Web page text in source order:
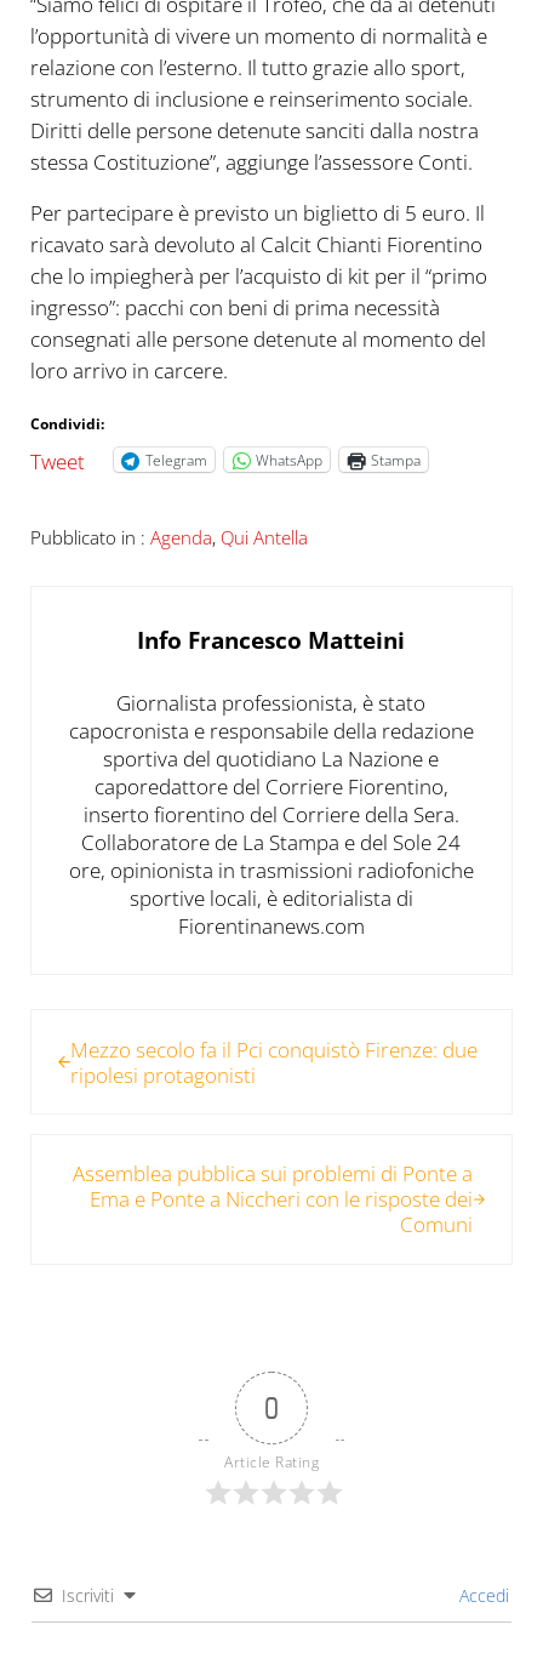
l’opportunità di vivere un momento di normalità e
relazione con l’esterno. Il tutto grazie allo sport,
strumento di inclusione e reinserimento sociale.
Diritti delle persone detenute sanciti dalla nostra
stessa Costituzione”, aggiunge l’assessore Conti.
Per partecipare è previsto un biglietto di 5 euro. Il
ricavato sarà devoluto al Calcit Chianti Fiorentino
che lo impiegherà per l’acquisto di kit per il “primo
ingresso”: pacchi con beni di prima necessità
consegnati alle persone detenute al momento del
loro arrivo in carcere.
Condividi:
Tweet Telegram WhatsApp Stampa
Pubblicato in : Agenda, Qui Antella
Info Francesco Matteini
Giornalista professionista, è stato
capocronista e responsabile della redazione
sportiva del quotidiano La Nazione e
caporedattore del Corriere Fiorentino,
inserto fiorentino del Corriere della Sera.
Collaboratore de La Stampa e del Sole 24
ore, opinionista in trasmissioni radiofoniche
sportive locali, è editorialista di
Fiorentinanews.com
Mezzo secolo fa il Pci conquistò Firenze: due
ripolesi protagonisti
Assemblea pubblica sui problemi di Ponte a
Ema e Ponte a Niccheri con le risposte dei
Comuni
0
Article Rating
Iscriviti Accedi